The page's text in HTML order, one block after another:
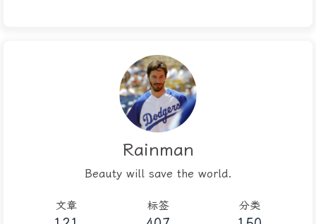
Rainman
Beauty will save the world.
文章 标签 分类